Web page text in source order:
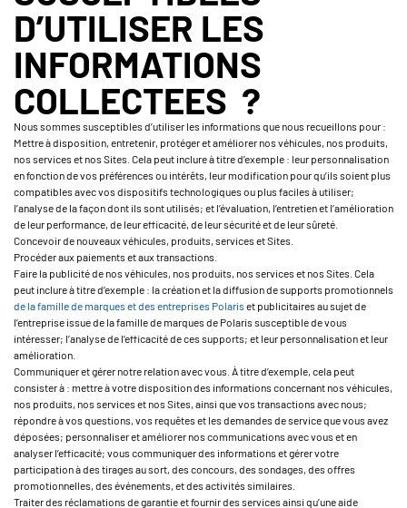
D’UTILISER LES
INFORMATIONS
COLLECTEES ?
Nous sommes susceptibles d’utiliser les informations que nous recueillons pour :
Mettre à disposition, entretenir, protéger et améliorer nos véhicules, nos produits,
nos services et nos Sites. Cela peut inclure à titre d’exemple : leur personnalisation
en fonction de vos préférences ou intérêts, leur modification pour qu’ils soient plus
compatibles avec vos dispositifs technologiques ou plus faciles à utiliser;
l’analyse de la façon dont ils sont utilisés; et l’évaluation, l’entretien et l’amélioration
de leur performance, de leur efficacité, de leur sécurité et de leur sûreté.
Concevoir de nouveaux véhicules, produits, services et Sites.
Procéder aux paiements et aux transactions.
Faire la publicité de nos véhicules, nos produits, nos services et nos Sites. Cela
peut inclure à titre d’exemple : la création et la diffusion de supports promotionnels
de la famille de marques et des entreprises Polariset publicitaires au sujet de
l’entreprise issue de la famille de marques de Polaris susceptible de vous
intéresser; l’analyse de l’efficacité de ces supports; et leur personnalisation et leur
amélioration.
Communiquer et gérer notre relation avec vous. À titre d’exemple, cela peut
consister à : mettre à votre disposition des informations concernant nos véhicules,
nos produits, nos services et nos Sites, ainsi que vos transactions avec nous;
répondre à vos questions, vos requêtes et les demandes de service que vous avez
déposées; personnaliser et améliorer nos communications avec vous et en
analyser l’efficacité; vous communiquer des informations et gérer votre
participation à des tirages au sort, des concours, des sondages, des offres
promotionnelles, des événements, et des activités similaires.
Traiter des réclamations de garantie et fournir des services ainsi qu’une aide